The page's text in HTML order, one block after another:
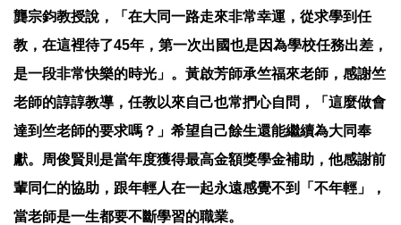
龔宗鈞教授說，「在大同一路走來非常幸運，從求學到任
教，在這裡待了45年，第一次出國也是因為學校任務出差，
是一段非常快樂的時光」。黃啟芳師承竺福來老師，感謝竺
老師的諄諄教導，任教以來自己也常捫心自問，「這麼做會
達到竺老師的要求嗎？」希望自己餘生還能繼續為大同奉
獻。周俊賢則是當年度獲得最高金額獎學金補助，他感謝前
輩同仁的協助，跟年輕人在一起永遠感覺不到「不年輕」，
當老師是一生都要不斷學習的職業。